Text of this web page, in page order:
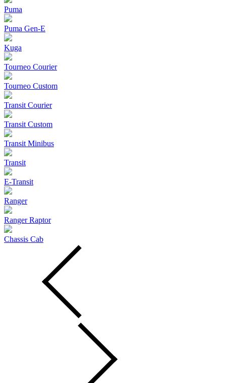
Puma
Puma Gen‑E
Kuga
Tourneo Courier
Tourneo Custom
Transit Courier
Transit Custom
Transit Minibus
Transit
E-Transit
Ranger
Ranger Raptor
Chassis Cab